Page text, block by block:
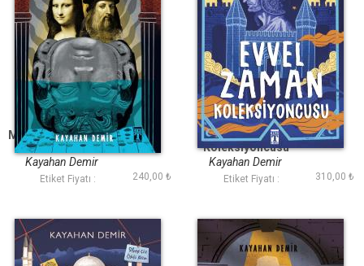
Mona Lisa Senfonisi
Kayahan Demir
Etiket Fiyatı : 240,00 ₺
Evvel Zaman
Koleksiyoncusu
Kayahan Demir
Etiket Fiyatı : 310,00 ₺